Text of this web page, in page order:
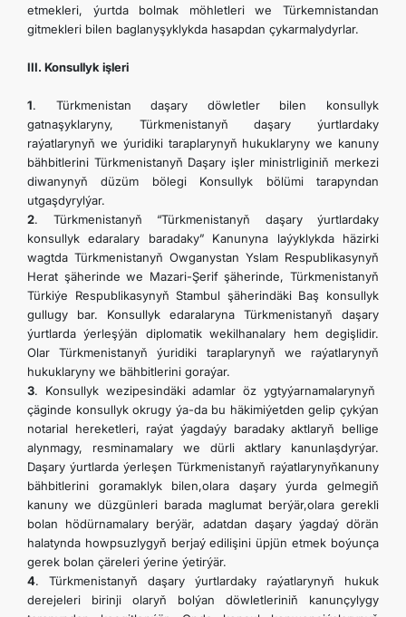
etmekleri, ýurtda bolmak möhletleri we Türkemnistandan
gitmekleri bilen baglanyşyklykda hasapdan çykarmalydyrlar.
III. Konsullyk işleri
1. Türkmenistan daşary döwletler bilen konsullyk
gatnaşyklaryny, Türkmenistanyň daşary ýurtlardaky
raýatlarynyň we ýuridiki taraplarynyň hukuklaryny we kanuny
bähbitlerini Türkmenistanyň Daşary işler ministrliginiň merkezi
diwanynyň düzüm bölegi Konsullyk bölümi tarapyndan
utgaşdyrylýar.
2. Türkmenistanyň “Türkmenistanyň daşary ýurtlardaky
konsullyk edaralary baradaky” Kanunyna laýyklykda häzirki
wagtda Türkmenistanyň Owganystan Yslam Respublikasynyň
Herat şäherinde we Mazari-Şerif şäherinde, Türkmenistanyň
Türkiýe Respublikasynyň Stambul şäherindäki Baş konsullyk
gullugy bar. Konsullyk edaralaryna Türkmenistanyň daşary
ýurtlarda ýerleşýän diplomatik wekilhanalary hem degişlidir.
Olar Türkmenistanyň ýuridiki taraplarynyň we raýatlarynyň
hukuklaryny we bähbitlerini goraýar.
3. Konsullyk wezipesindäki adamlar öz ygtyýarnamalarynyň
çäginde konsullyk okrugy ýa-da bu häkimiýetden gelip çykýan
notarial hereketleri, raýat ýagdaýy baradaky aktlaryň bellige
alynmagy, resminamalary we dürli aktlary kanunlaşdyrýar.
Daşary ýurtlarda ýerleşen Türkmenistanyň raýatlarynyňkanuny
bähbitlerini goramaklyk bilen,olara daşary ýurda gelmegiň
kanuny we düzgünleri barada maglumat berýär,olara gerekli
bolan hödürnamalary berýär, adatdan daşary ýagdaý dörän
halatynda howpsuzlygyň berjaý edilişini üpjün etmek boýunça
gerek bolan çäreleri ýerine ýetirýär.
4. Türkmenistanyň daşary ýurtlardaky raýatlarynyň hukuk
derejeleri birinji olaryň bolýan döwletleriniň kanunçylygy